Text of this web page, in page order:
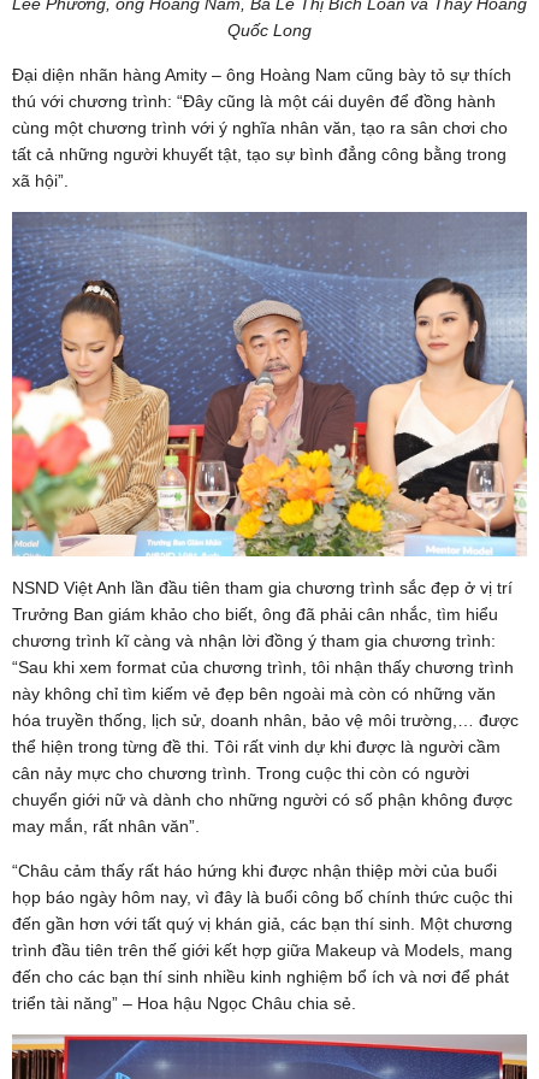
Lee Phương, ông Hoàng Nam, Bà Lê Thị Bích Loan và Thầy Hoàng
Quốc Long
Đại diện nhãn hàng Amity – ông Hoàng Nam cũng bày tỏ sự thích
thú với chương trình: “Đây cũng là một cái duyên để đồng hành
cùng một chương trình với ý nghĩa nhân văn, tạo ra sân chơi cho
tất cả những người khuyết tật, tạo sự bình đẳng công bằng trong
xã hội”.
NSND Việt Anh lần đầu tiên tham gia chương trình sắc đẹp ở vị trí
Trưởng Ban giám khảo cho biết, ông đã phải cân nhắc, tìm hiểu
chương trình kĩ càng và nhận lời đồng ý tham gia chương trình:
“Sau khi xem format của chương trình, tôi nhận thấy chương trình
này không chỉ tìm kiếm vẻ đẹp bên ngoài mà còn có những văn
hóa truyền thống, lịch sử, doanh nhân, bảo vệ môi trường,… được
thể hiện trong từng đề thi. Tôi rất vinh dự khi được là người cầm
cân nảy mực cho chương trình. Trong cuộc thi còn có người
chuyển giới nữ và dành cho những người có số phận không được
may mắn, rất nhân văn”.
“Châu cảm thấy rất háo hứng khi được nhận thiệp mời của buổi
họp báo ngày hôm nay, vì đây là buổi công bố chính thức cuộc thi
đến gần hơn với tất quý vị khán giả, các bạn thí sinh. Một chương
trình đầu tiên trên thế giới kết hợp giữa Makeup và Models, mang
đến cho các bạn thí sinh nhiều kinh nghiệm bổ ích và nơi để phát
triển tài năng” – Hoa hậu Ngọc Châu chia sẻ.